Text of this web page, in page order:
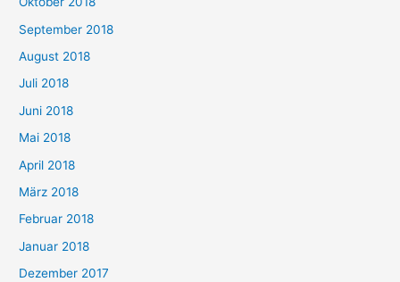
September 2018
August 2018
Juli 2018
Juni 2018
Mai 2018
April 2018
März 2018
Februar 2018
Januar 2018
Dezember 2017